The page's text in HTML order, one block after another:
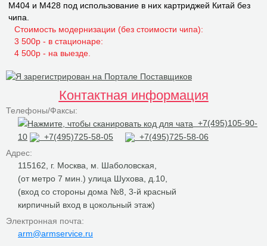
M404 и M428 под использование в них картриджей Китай без
чипа.
Стоимость модернизации (без стоимости чипа):
3 500р - в стационаре:
4 500р - на выезде.
Контактная информация
Телефоны/Факсы:
+7(495)105-90-
10
+7(495)725-58-05
+7(495)725-58-06
Адрес:
115162, г. Москва, м. Шаболовская,
(от метро 7 мин.) улица Шухова, д.10,
(вход со стороны дома №8, 3-й красный
кирпичный вход в цокольный этаж)
Электронная почта:
arm@armservice.ru